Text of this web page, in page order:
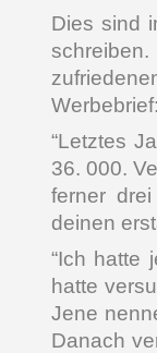
Dies sind
Werbebrief:
“Letztes
36. 000.
ferner
deinen
“Ich hatte
hatte
Jene
Danach